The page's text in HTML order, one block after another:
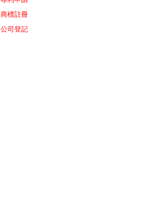
商標註冊
公司登記